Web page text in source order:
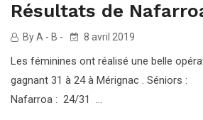
Résultats de
By A - B - 8 avril 2019
Les féminines ont réalisé une belle
gagnant 31 à 24 à Mérignac .
Nafarroa : 24/31 ...